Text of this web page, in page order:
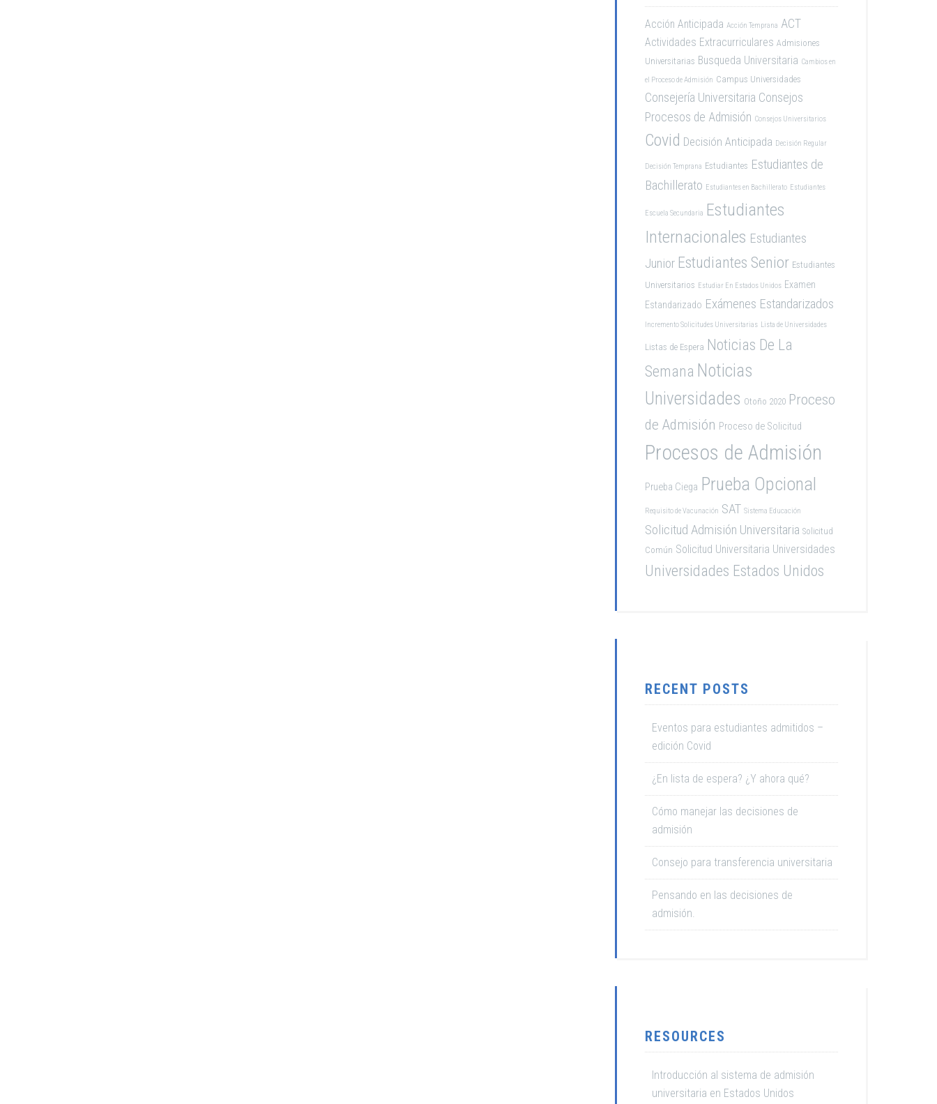
Acción Anticipada Acción Temprana ACT
Actividades Extracurriculares Admisiones
Universitarias Busqueda Universitaria Cambios en
el Proceso de Admisión Campus Universidades
Consejería Universitaria Consejos
Procesos de Admisión Consejos Universitarios
Covid Decisión Anticipada Decisión Regular
Decisión Temprana Estudiantes Estudiantes de
Bachillerato Estudiantes en Bachillerato Estudiantes
Escuela Secundaria Estudiantes
Internacionales Estudiantes
Junior Estudiantes Senior Estudiantes
Universitarios Estudiar En Estados Unidos Examen
Estandarizado Exámenes Estandarizados
Incremento Solicitudes Universitarias Lista de Universidades
Listas de Espera Noticias De La
Semana Noticias
Universidades Otoño 2020 Proceso
de Admisión Proceso de Solicitud
Procesos de Admisión
Prueba Ciega Prueba Opcional
Requisito de Vacunación SAT Sistema Educación
Solicitud Admisión Universitaria Solicitud
Común Solicitud Universitaria Universidades
Universidades Estados Unidos
RECENT POSTS
Eventos para estudiantes admitidos –
edición Covid
¿En lista de espera? ¿Y ahora qué?
Cómo manejar las decisiones de
admisión
Consejo para transferencia universitaria
Pensando en las decisiones de
admisión.
RESOURCES
Introducción al sistema de admisión
universitaria en Estados Unidos